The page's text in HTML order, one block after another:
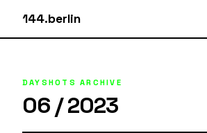
144.berlin
DAYSHOTS ARCHIVE
06 / 2023